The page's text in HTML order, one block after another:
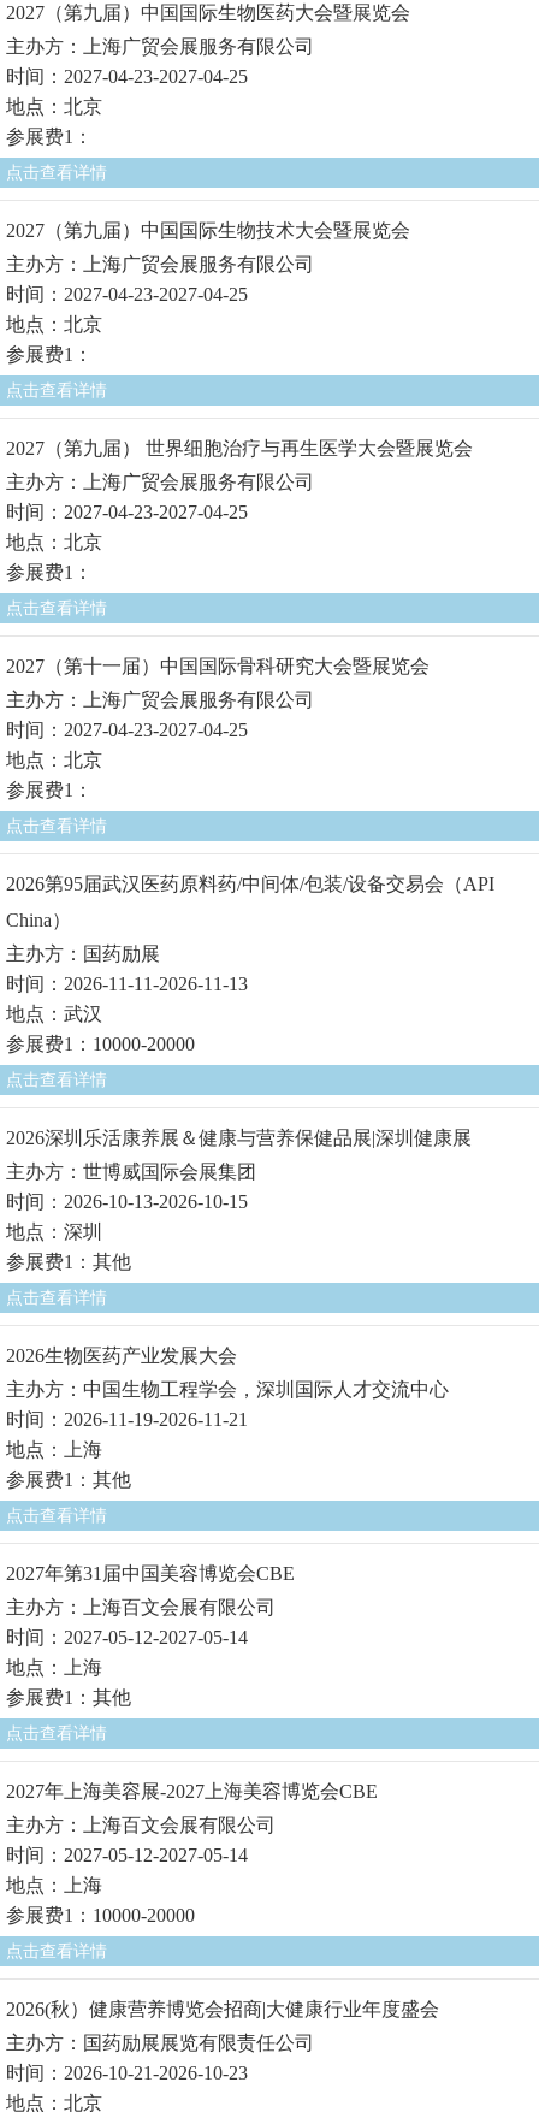
2027（第九届）中国国际生物医药大会暨展览会
主办方：上海广贸会展服务有限公司
时间：2027-04-23-2027-04-25
地点：北京
参展费1：
点击查看详情
2027（第九届）中国国际生物技术大会暨展览会
主办方：上海广贸会展服务有限公司
时间：2027-04-23-2027-04-25
地点：北京
参展费1：
点击查看详情
2027（第九届） 世界细胞治疗与再生医学大会暨展览会
主办方：上海广贸会展服务有限公司
时间：2027-04-23-2027-04-25
地点：北京
参展费1：
点击查看详情
2027（第十一届）中国国际骨科研究大会暨展览会
主办方：上海广贸会展服务有限公司
时间：2027-04-23-2027-04-25
地点：北京
参展费1：
点击查看详情
2026第95届武汉医药原料药/中间体/包装/设备交易会（API
China）
主办方：国药励展
时间：2026-11-11-2026-11-13
地点：武汉
参展费1：10000-20000
点击查看详情
2026深圳乐活康养展＆健康与营养保健品展|深圳健康展
主办方：世博威国际会展集团
时间：2026-10-13-2026-10-15
地点：深圳
参展费1：其他
点击查看详情
2026生物医药产业发展大会
主办方：中国生物工程学会，深圳国际人才交流中心
时间：2026-11-19-2026-11-21
地点：上海
参展费1：其他
点击查看详情
2027年第31届中国美容博览会CBE
主办方：上海百文会展有限公司
时间：2027-05-12-2027-05-14
地点：上海
参展费1：其他
点击查看详情
2027年上海美容展-2027上海美容博览会CBE
主办方：上海百文会展有限公司
时间：2027-05-12-2027-05-14
地点：上海
参展费1：10000-20000
点击查看详情
2026(秋）健康营养博览会招商|大健康行业年度盛会
主办方：国药励展展览有限责任公司
时间：2026-10-21-2026-10-23
地点：北京